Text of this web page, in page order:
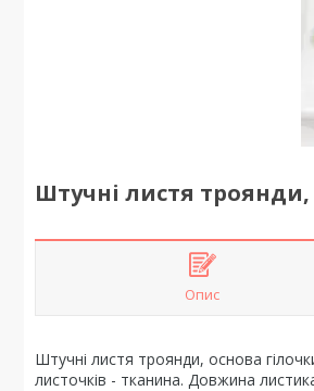
Штучні листя троянди,
Опис
Штучні листя троянди, основа
листочків - тканина. Довжина